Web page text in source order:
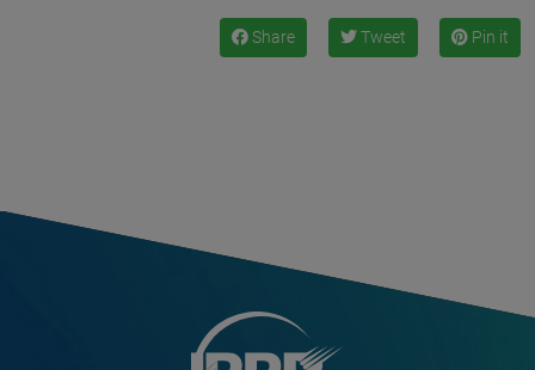
Share Tweet Pin it